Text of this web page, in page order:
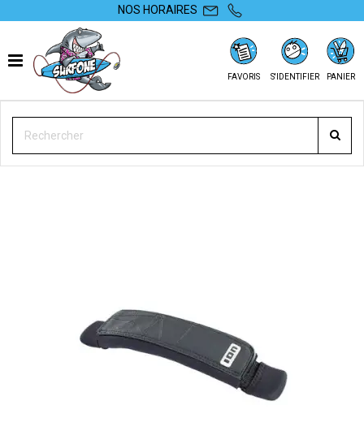
NOS HORAIRES
FAVORIS S'IDENTIFIER PANIER
SURFONE
FOOTSTRAP ION WINDSURF